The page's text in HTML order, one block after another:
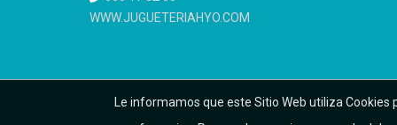
WWW.JUGUETERIAHYO.COM
Le informamos que este Sitio Web utiliza